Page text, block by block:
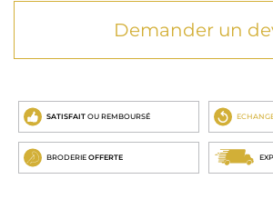
Demander un
SATISFAIT OU REMBOURSÉ
BRODERIE OFFERTE